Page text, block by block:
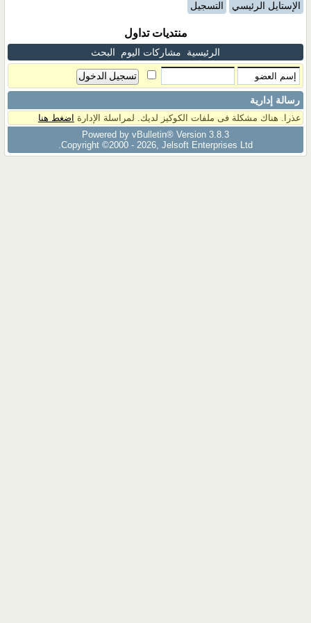
الإستايل الرئيسي التسجيل
منتديات تداول
الرئيسية مشاركات اليوم البحث
رسالة إدارية
عذرا. هناك مشكلة فى ملفات الكوكيز لديك. لمراسلة الإدارة اضغط هنا
Powered by vBulletin® Version 3.8.3
Copyright ©2000 - 2026, Jelsoft Enterprises Ltd.